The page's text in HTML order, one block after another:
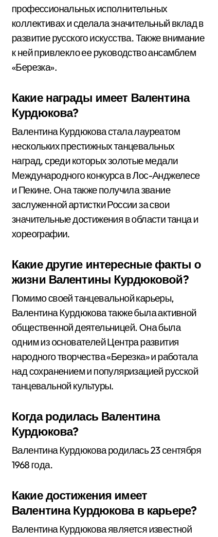
профессиональных исполнительных
коллективах и сделала значительный вклад в
развитие русского искусства. Также внимание
к ней привлекло ее руководство ансамблем
«Березка».
Какие награды имеет Валентина
Курдюкова?
Валентина Курдюкова стала лауреатом
нескольких престижных танцевальных
наград, среди которых золотые медали
Международного конкурса в Лос-Анджелесе
и Пекине. Она также получила звание
заслуженной артистки России за свои
значительные достижения в области танца и
хореографии.
Какие другие интересные факты о
жизни Валентины Курдюковой?
Помимо своей танцевальной карьеры,
Валентина Курдюкова также была активной
общественной деятельницей. Она была
одним из основателей Центра развития
народного творчества «Березка» и работала
над сохранением и популяризацией русской
танцевальной культуры.
Когда родилась Валентина
Курдюкова?
Валентина Курдюкова родилась 23 сентября
1968 года.
Какие достижения имеет
Валентина Курдюкова в карьере?
Валентина Курдюкова является известной